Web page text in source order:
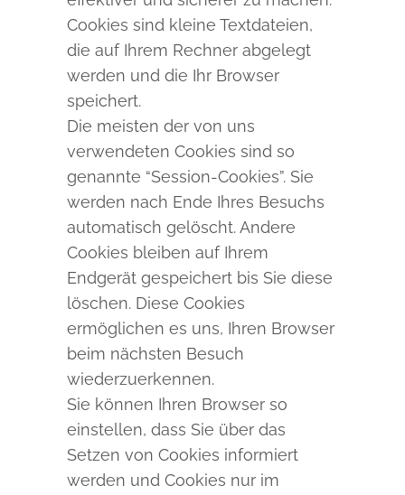
Cookies sind kleine Textdateien,
die auf Ihrem Rechner abgelegt
werden und die Ihr Browser
speichert.
Die meisten der von uns
verwendeten Cookies sind so
genannte “Session-Cookies”. Sie
werden nach Ende Ihres Besuchs
automatisch gelöscht. Andere
Cookies bleiben auf Ihrem
Endgerät gespeichert bis Sie diese
löschen. Diese Cookies
ermöglichen es uns, Ihren Browser
beim nächsten Besuch
wiederzuerkennen.
Sie können Ihren Browser so
einstellen, dass Sie über das
Setzen von Cookies informiert
werden und Cookies nur im